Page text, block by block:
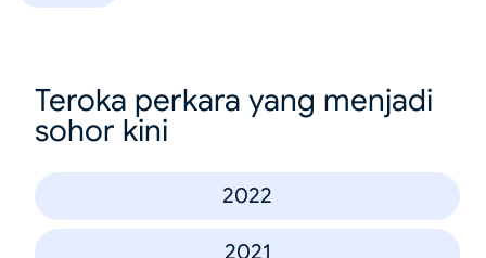
Teroka perkara yang menjadi
sohor kini
2022
2021